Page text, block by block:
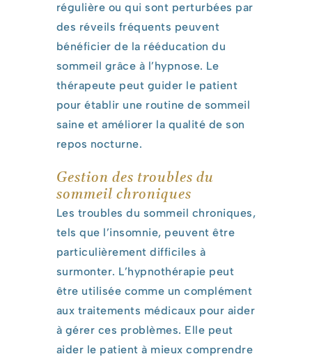
régulière ou qui sont perturbées par
des réveils fréquents peuvent
bénéficier de la rééducation du
sommeil grâce à l’hypnose. Le
thérapeute peut guider le patient
pour établir une routine de sommeil
saine et améliorer la qualité de son
repos nocturne.
Gestion des troubles du
sommeil chroniques
Les troubles du sommeil chroniques,
tels que l’insomnie, peuvent être
particulièrement difficiles à
surmonter. L’hypnothérapie peut
être utilisée comme un complément
aux traitements médicaux pour aider
à gérer ces problèmes. Elle peut
aider le patient à mieux comprendre